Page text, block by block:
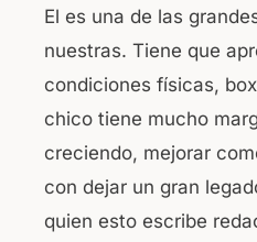
El es una de las
nuestras. Tiene que
condiciones físicas,
chico tiene mucho
creciendo, mejorar
con dejar un gran
quien esto escribe